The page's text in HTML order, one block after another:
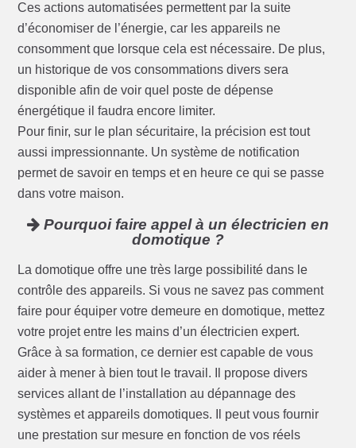
Ces actions automatisées permettent par la suite
d’économiser de l’énergie, car les appareils ne
consomment que lorsque cela est nécessaire. De plus,
un historique de vos consommations divers sera
disponible afin de voir quel poste de dépense
énergétique il faudra encore limiter.
Pour finir, sur le plan sécuritaire, la précision est tout
aussi impressionnante. Un système de notification
permet de savoir en temps et en heure ce qui se passe
dans votre maison.
Pourquoi faire appel à un électricien en
domotique ?
La domotique offre une très large possibilité dans le
contrôle des appareils. Si vous ne savez pas comment
faire pour équiper votre demeure en domotique, mettez
votre projet entre les mains d’un électricien expert.
Grâce à sa formation, ce dernier est capable de vous
aider à mener à bien tout le travail. Il propose divers
services allant de l’installation au dépannage des
systèmes et appareils domotiques. Il peut vous fournir
une prestation sur mesure en fonction de vos réels